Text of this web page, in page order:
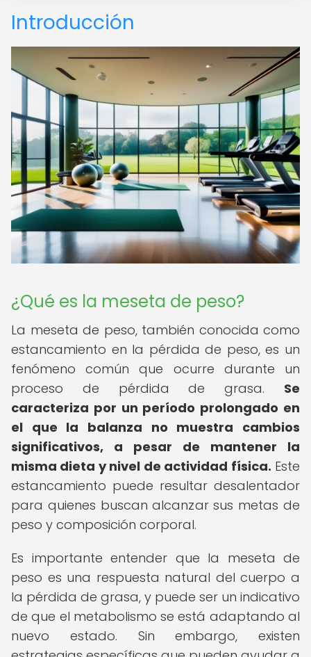
Introducción
¿Qué es la meseta de peso?
La meseta de peso, también conocida como
estancamiento en la pérdida de peso, es un
fenómeno común que ocurre durante un
proceso de pérdida de grasa. Se
caracteriza por un período prolongado en
el que la balanza no muestra cambios
significativos, a pesar de mantener la
misma dieta y nivel de actividad física. Este
estancamiento puede resultar desalentador
para quienes buscan alcanzar sus metas de
peso y composición corporal.
Es importante entender que la meseta de
peso es una respuesta natural del cuerpo a
la pérdida de grasa, y puede ser un indicativo
de que el metabolismo se está adaptando al
nuevo estado. Sin embargo, existen